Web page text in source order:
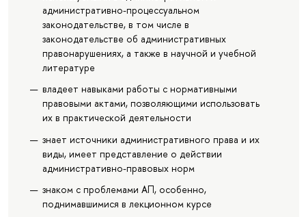
административно-процессуальном
законодательстве, в том числе в
законодательстве об административных
правонарушениях, а также в научной и учебной
литературе
владеет навыками работы с нормативными
правовыми актами, позволяющими использовать
их в практической деятельности
знает источники административного права и их
виды, имеет представление о действии
административно-правовых норм
знаком с проблемами АП, особенно,
поднимавшимися в лекционном курсе